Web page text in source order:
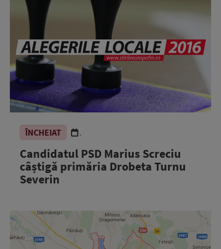
ÎNCHEIAT .
Candidatul PSD Marius Screciu
câștigă primăria Drobeta Turnu
Severin